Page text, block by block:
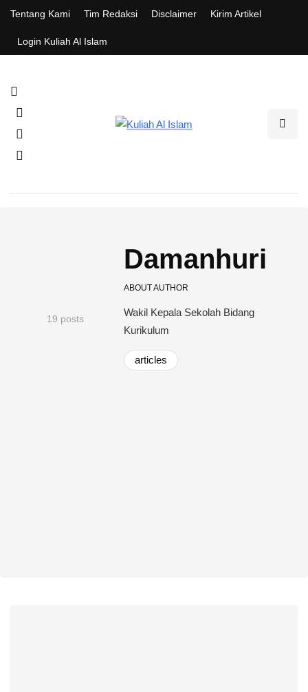
Tentang Kami Tim Redaksi Disclaimer Kirim Artikel
Login Kuliah Al Islam
19 posts
Damanhuri
ABOUT AUTHOR
Wakil Kepala Sekolah Bidang
Kurikulum
articles